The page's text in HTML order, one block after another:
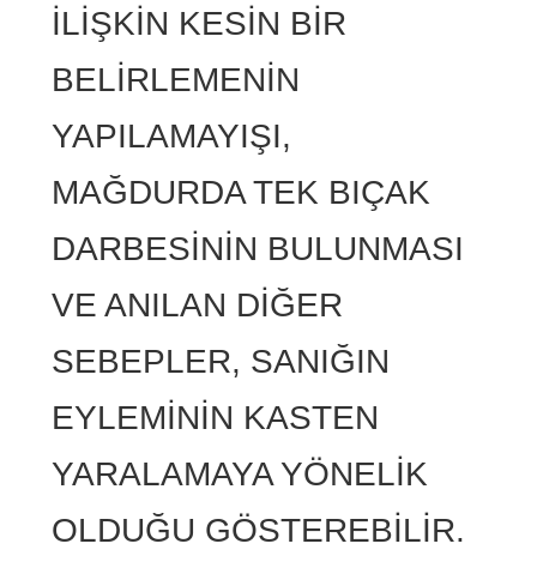
İLİŞKİN KESİN BİR
BELİRLEMENİN
YAPILAMAYIŞI,
MAĞDURDA TEK BIÇAK
DARBESİNİN BULUNMASI
VE ANILAN DİĞER
SEBEPLER, SANIĞIN
EYLEMİNİN KASTEN
YARALAMAYA YÖNELİK
OLDUĞU GÖSTEREBİLİR.